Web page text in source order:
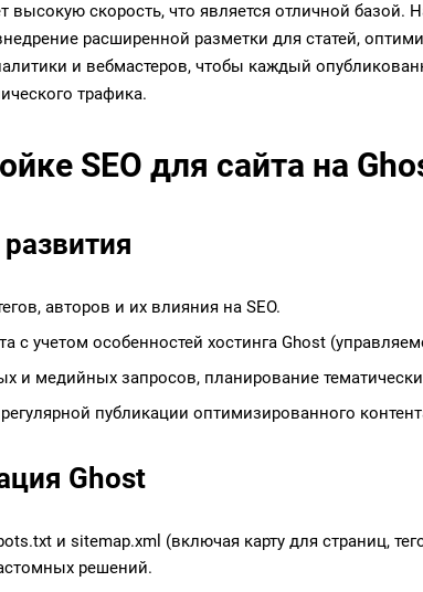
высокую скорость, что является отличной базой.
расширенной разметки для статей,
и вебмастеров, чтобы каждый
трафика.
SEO для сайта на
авторов и их влияния на SEO.
с учетом особенностей хостинга Ghost
и медийных запросов, планирование
публикации оптимизированного
Ghost
и sitemap.xml (включая карту для страниц,
решений.